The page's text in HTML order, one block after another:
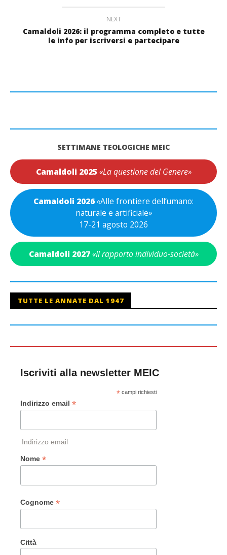
NEXT
Camaldoli 2026: il programma completo e tutte
le info per iscriversi e partecipare
SETTIMANE TEOLOGICHE MEIC
Camaldoli 2025 «La questione del Genere»
Camaldoli 2026«Alle frontiere dell’umano:
naturale e artificiale»
17-21 agosto 2026
Camaldoli 2027 «Il rapporto individuo-società»
TUTTE LE ANNATE DAL 1947
Iscriviti alla newsletter MEIC
*campi richiesti
Indirizzo email *
Indirizzo email
Nome *
Cognome *
Città